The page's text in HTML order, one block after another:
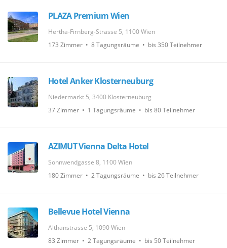
PLAZA Premium Wien
Hertha-Firnberg-Strasse 5, 1100 Wien
173 Zimmer • 8 Tagungsräume • bis 350 Teilnehmer
Hotel Anker Klosterneuburg
Niedermarkt 5, 3400 Klosterneuburg
37 Zimmer • 1 Tagungsräume • bis 80 Teilnehmer
AZIMUT Vienna Delta Hotel
Sonnwendgasse 8, 1100 Wien
180 Zimmer • 2 Tagungsräume • bis 26 Teilnehmer
Bellevue Hotel Vienna
Althanstrasse 5, 1090 Wien
83 Zimmer • 2 Tagungsräume • bis 50 Teilnehmer